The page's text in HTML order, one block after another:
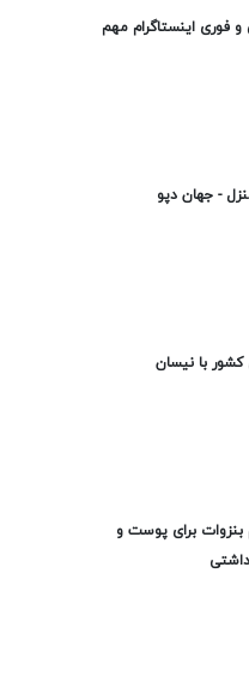
فوری اینستاگرام مهم
- جهان دپو
با نیسان
برای پوست و